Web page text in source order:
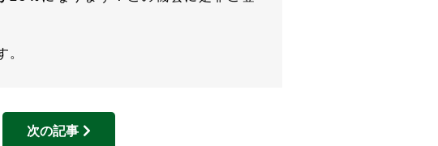
。
次の記事